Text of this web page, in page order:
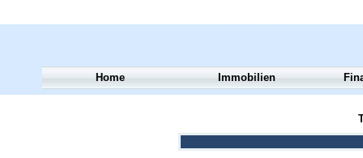
Home Immobilien